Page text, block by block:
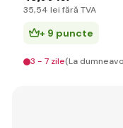
35,54 lei fără TVA
+ 9 puncte
3 - 7 zile(La